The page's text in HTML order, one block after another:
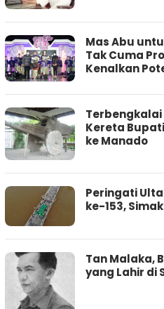
Mas Abu
Tak Cuma
Kenalkan
Terbengkalai
Kereta
ke Manado
Peringati
ke-153,
Tan Malaka,
yang Lahir di